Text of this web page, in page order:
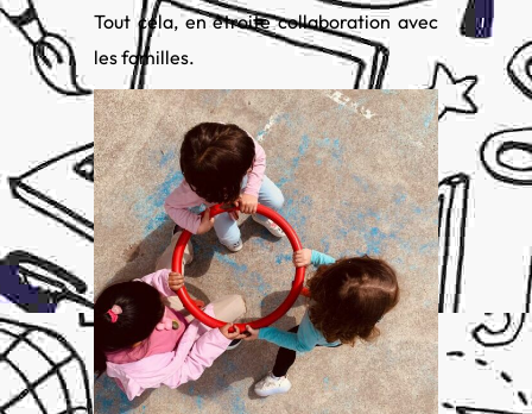
Tout cela, en étroite collaboration avec
les familles.